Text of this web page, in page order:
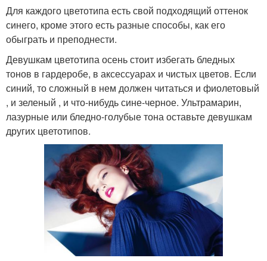
Для каждого цветотипа есть свой подходящий оттенок
синего, кроме этого есть разные способы, как его
обыграть и преподнести.
Девушкам цветотипа осень стоит избегать бледных
тонов в гардеробе, в аксессуарах и чистых цветов. Если
синий, то сложный в нем должен читаться и фиолетовый
, и зеленый , и что-нибудь сине-черное. Ультрамарин,
лазурные или бледно-голубые тона оставьте девушкам
других цветотипов.